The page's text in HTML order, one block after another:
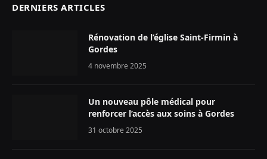
DERNIERS ARTICLES
Rénovation de l’église Saint-Firmin à
Gordes
4 novembre 2025
Un nouveau pôle médical pour
renforcer l’accès aux soins à Gordes
31 octobre 2025